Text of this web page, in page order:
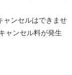
ャンセルはできませ
ャンセル料が発生